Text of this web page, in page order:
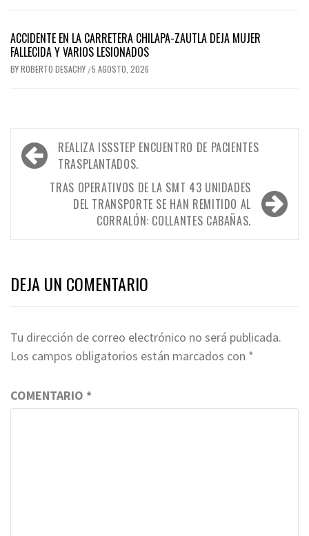
ACCIDENTE EN LA CARRETERA CHILAPA-ZAUTLA DEJA MUJER
FALLECIDA Y VARIOS LESIONADOS
BYROBERTO DESACHY /5 AGOSTO, 2026
Navegación
de
entradas
REALIZA ISSSTEP ENCUENTRO DE PACIENTES
TRASPLANTADOS.
TRAS OPERATIVOS DE LA SMT 43 UNIDADES
DEL TRANSPORTE SE HAN REMITIDO AL
CORRALÓN: COLLANTES CABAÑAS.
DEJA UN COMENTARIO
Tu dirección de correo electrónico no será publicada.
Los campos obligatorios están marcados con *
COMENTARIO *